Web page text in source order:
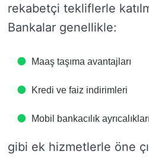
rekabetçi tekliflerle
Bankalar genellikle:
Maaş taşıma avantajları
Kredi ve faiz indirimleri
Mobil bankacılık ayrıcalıkları
gibi ek hizmetlerle öne